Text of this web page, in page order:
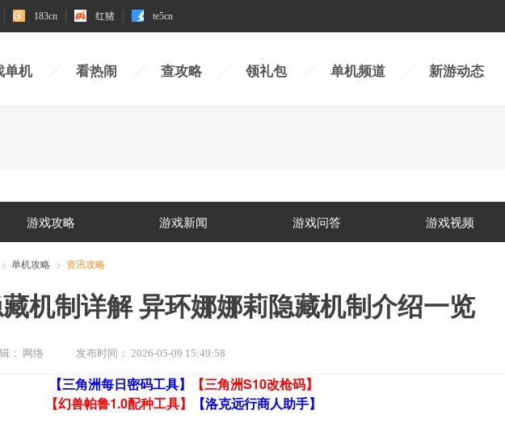
183cn 红猪 te5cn
单机 看热闹 查攻略 领礼包 单机频道 新游动态
游戏攻略 游戏新闻 游戏问答 游戏视频
单机攻略 资讯攻略
机制详解 异环娜娜莉隐藏机制介绍一览
： 网络 发布时间： 2026-05-09 15:49:58
【三角洲每日密码工具】
【三角洲S10改枪码】
【幻兽帕鲁1.0配种工具】
【洛克远行商人助手】